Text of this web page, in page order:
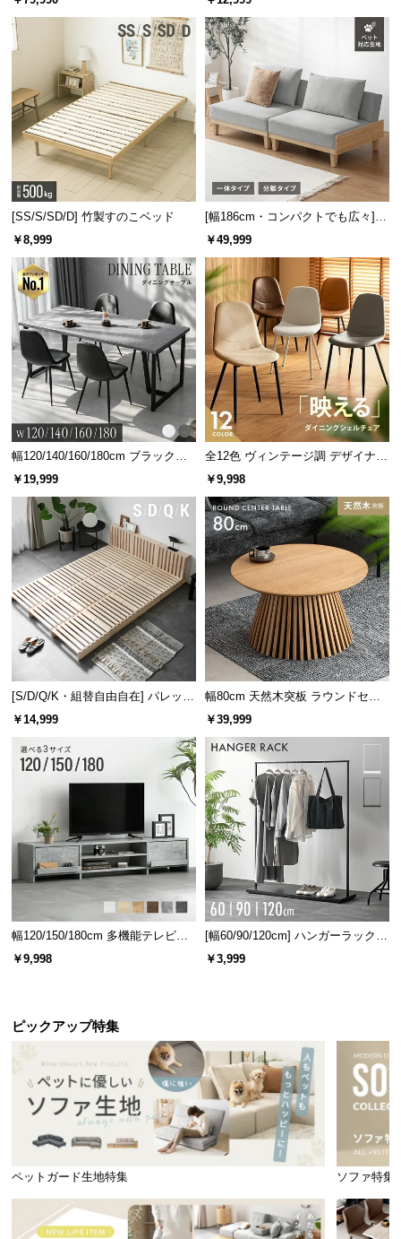
[SS/S/SD/D] 竹製すのこベッド
￥8,999
[幅186cm・コンパクトでも広々] 3
人掛けソファベッド リクライニン
￥49,999
幅120/140/160/180cm ブラックフ
レーム ダイニング 大理石調 4人掛
￥19,999
全12色 ヴィンテージ調 デザイナー
ズシェルチェア
￥9,998
[S/D/Q/K・組替自由自在] パレット
ベッド 8/12/16枚セット
￥14,999
幅80cm 天然木突板 ラウンドセン
ターテーブル 美しい格子デザイン
￥39,999
幅120/150/180cm 多機能テレビボ
ード 木目/石目調 オープン収納・
￥9,998
[幅60/90/120cm] ハンガーラック
スチール 4段階高さ調節 サイドフ
￥3,999
ピックアップ特集
ペットガード生地特集 ソファ特集